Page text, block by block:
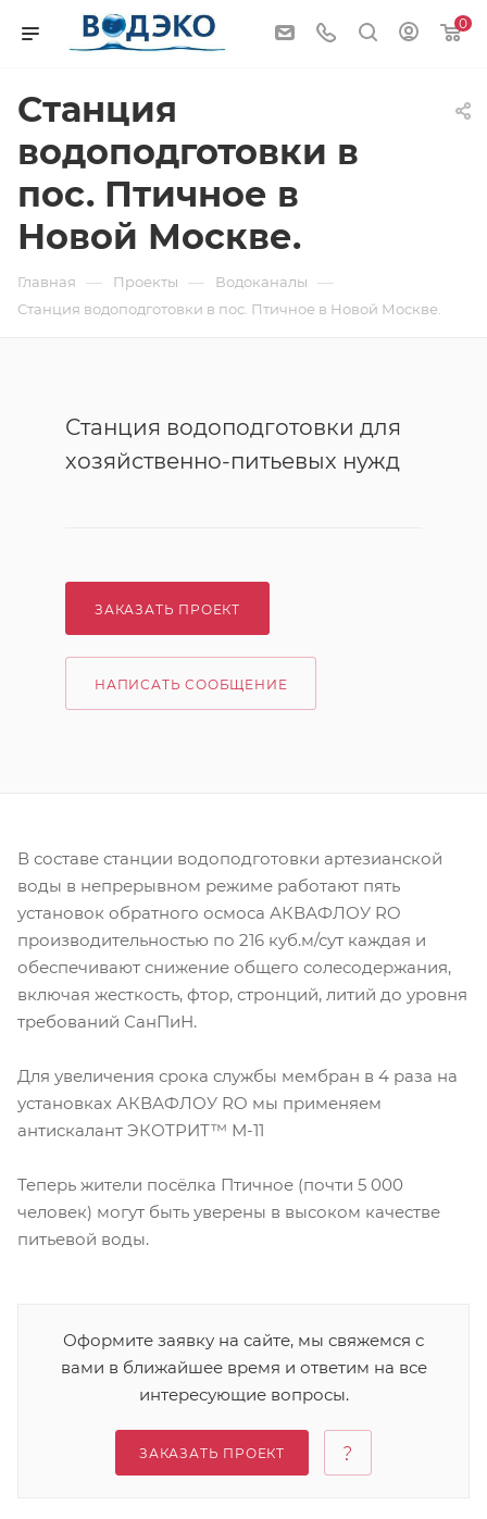
0
Станция
водоподготовки в
пос. Птичное в
Новой Москве.
Главная — Проекты — Водоканалы —
Станция водоподготовки в пос. Птичное в Новой Москве.
Станция водоподготовки для
хозяйственно-питьевых нужд
ЗАКАЗАТЬ ПРОЕКТ
НАПИСАТЬ СООБЩЕНИЕ
В составе станции водоподготовки артезианской
воды в непрерывном режиме работают пять
установок обратного осмоса АКВАФЛОУ RO
производительностью по 216 куб.м/сут каждая и
обеспечивают снижение общего солесодержания,
включая жесткость, фтор, стронций, литий до уровня
требований СанПиН.
Для увеличения срока службы мембран в 4 раза на
установках АКВАФЛОУ RO мы применяем
антискалант ЭКОТРИТ™ М-11
Теперь жители посёлка Птичное (почти 5 000
человек) могут быть уверены в высоком качестве
питьевой воды.
Оформите заявку на сайте, мы свяжемся с
вами в ближайшее время и ответим на все
интересующие вопросы.
ЗАКАЗАТЬ ПРОЕКТ